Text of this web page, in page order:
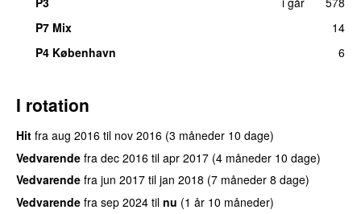
P7 Mix
14
P4 København
6
I rotation
Hit fra aug 2016 til nov 2016 (3 måneder 10 dage)
Vedvarende fra dec 2016 til apr 2017 (4 måneder 10 dage)
Vedvarende fra jun 2017 til jan 2018 (7 måneder 8 dage)
Vedvarende fra sep 2024 til nu (1 år 10 måneder)